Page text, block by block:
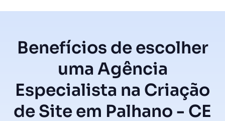
Benefícios de escolher
uma Agência
Especialista na Criação
de Site em Palhano - CE